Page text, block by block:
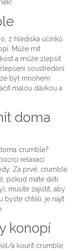
z hlediska účinků
Může mít
a může zlepšit
soustředění
být mnohem
malou dávkou a
doma
crumble?
relaxaci
Za prvé, crumble
pokud máte děti
musíte zajistit, aby
byste chtěli, je najít
konopí
a kouřit crumble,